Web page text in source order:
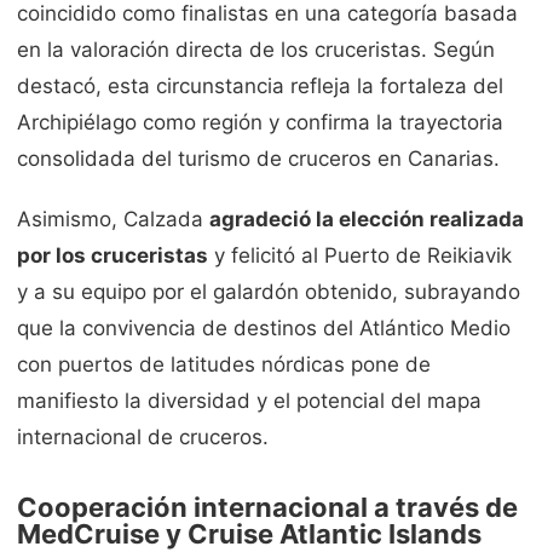
coincidido como finalistas en una categoría basada
en la valoración directa de los cruceristas. Según
destacó, esta circunstancia refleja la fortaleza del
Archipiélago como región y confirma la trayectoria
consolidada del turismo de cruceros en Canarias.
Asimismo, Calzada agradeció la elección realizada
por los cruceristas y felicitó al Puerto de Reikiavik
y a su equipo por el galardón obtenido, subrayando
que la convivencia de destinos del Atlántico Medio
con puertos de latitudes nórdicas pone de
manifiesto la diversidad y el potencial del mapa
internacional de cruceros.
Cooperación internacional a través de
MedCruise y Cruise Atlantic Islands